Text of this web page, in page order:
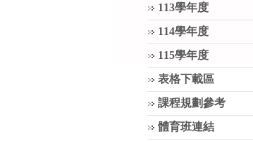
113學年度
114學年度
115學年度
表格下載區
課程規劃參考
體育班連結